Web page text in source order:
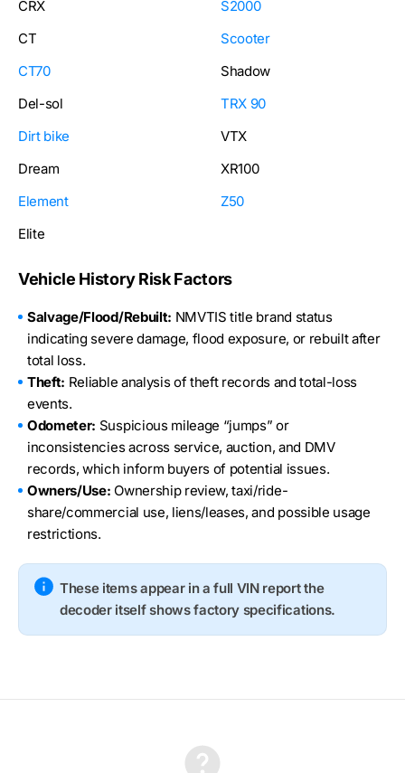
CRX
CT
CT70
Del-sol
Dirt bike
Dream
Element
Elite
S2000
Scooter
Shadow
TRX 90
VTX
XR100
Z50
Vehicle History Risk Factors
Salvage/Flood/Rebuilt: NMVTIS title brand status
indicating severe damage, flood exposure, or rebuilt after
total loss.
Theft: Reliable analysis of theft records and total-loss
events.
Odometer: Suspicious mileage “jumps” or
inconsistencies across service, auction, and DMV
records, which inform buyers of potential issues.
Owners/Use: Ownership review, taxi/ride-
share/commercial use, liens/leases, and possible usage
restrictions.
These items appear in a full VIN report the
decoder itself shows factory specifications.